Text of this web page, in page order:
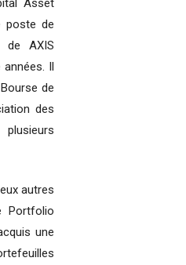
poste de
de AXIS
années. Il
de
des
autres
Portfolio
une